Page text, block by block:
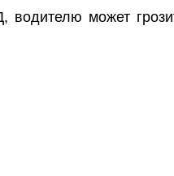
водителю может